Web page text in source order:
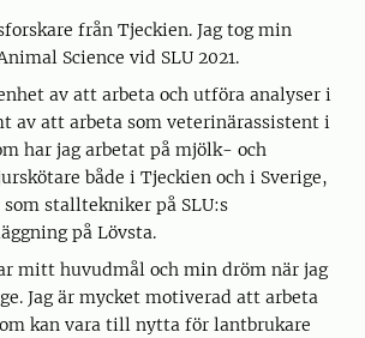
från Tjeckien. Jag tog min
Science vid SLU 2021.
av att arbeta och utföra analyser i
av att arbeta som veterinärassistent i
har jag arbetat på mjölk- och
både i Tjeckien och i Sverige,
stalltekniker på SLU:s
på Lövsta.
mitt huvudmål och min dröm när jag
Jag är mycket motiverad att arbeta
kan vara till nytta för lantbrukare